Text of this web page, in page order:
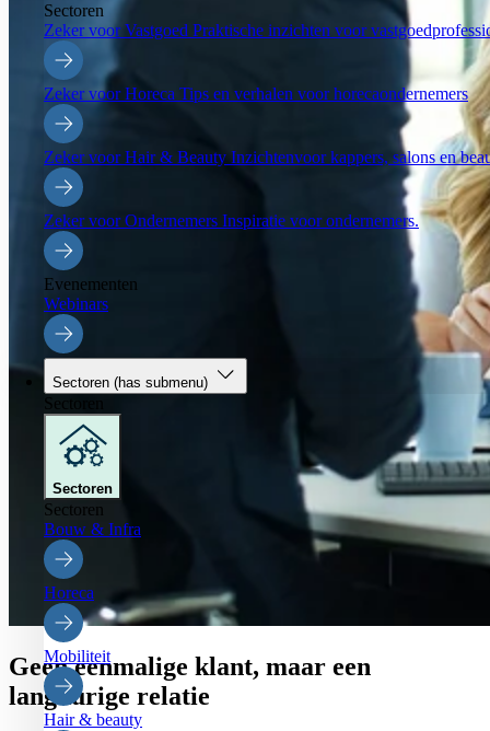
Sectoren
Zeker voor Vastgoed Praktische inzichten voor
Zeker voor Horeca Tips en verhalen voor horecaondernemers
Zeker voor Hair & Beauty Inzichtenvoor kappers, salons en
Zeker voor Ondernemers Inspiratie voor ondernemers.
Evenementen
Webinars
Sectoren (has submenu)
Sectoren
Sectoren
Bouw & Infra
Horeca
Mobiliteit
Hair & beauty
Geen eenmalige klant, maar een
langdurige relatie